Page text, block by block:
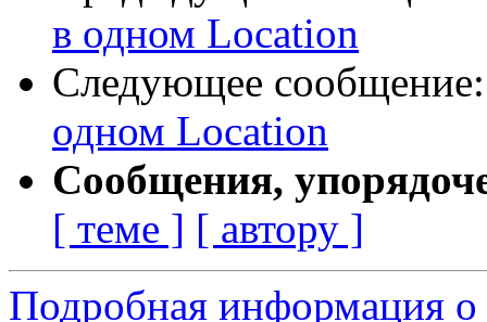
в одном Location
Следующее
одном Location
Сообщения,
[ теме ] [ автору ]
Подробная информация